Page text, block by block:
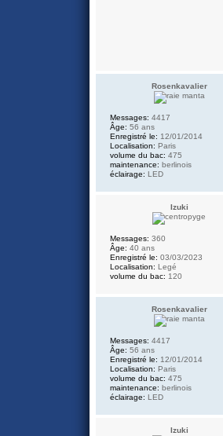
Rosenkavalier
Messages: 4417
Âge: 56 ans
Enregistré le: 12/01/2014
Localisation: Paris
volume du bac: 475
maintenance: berlinois
éclairage: LED
Izuki
Messages: 360
Âge: 40 ans
Enregistré le: 03/03/2023
Localisation: Legé
volume du bac: 120
Rosenkavalier
Messages: 4417
Âge: 56 ans
Enregistré le: 12/01/2014
Localisation: Paris
volume du bac: 475
maintenance: berlinois
éclairage: LED
Izuki